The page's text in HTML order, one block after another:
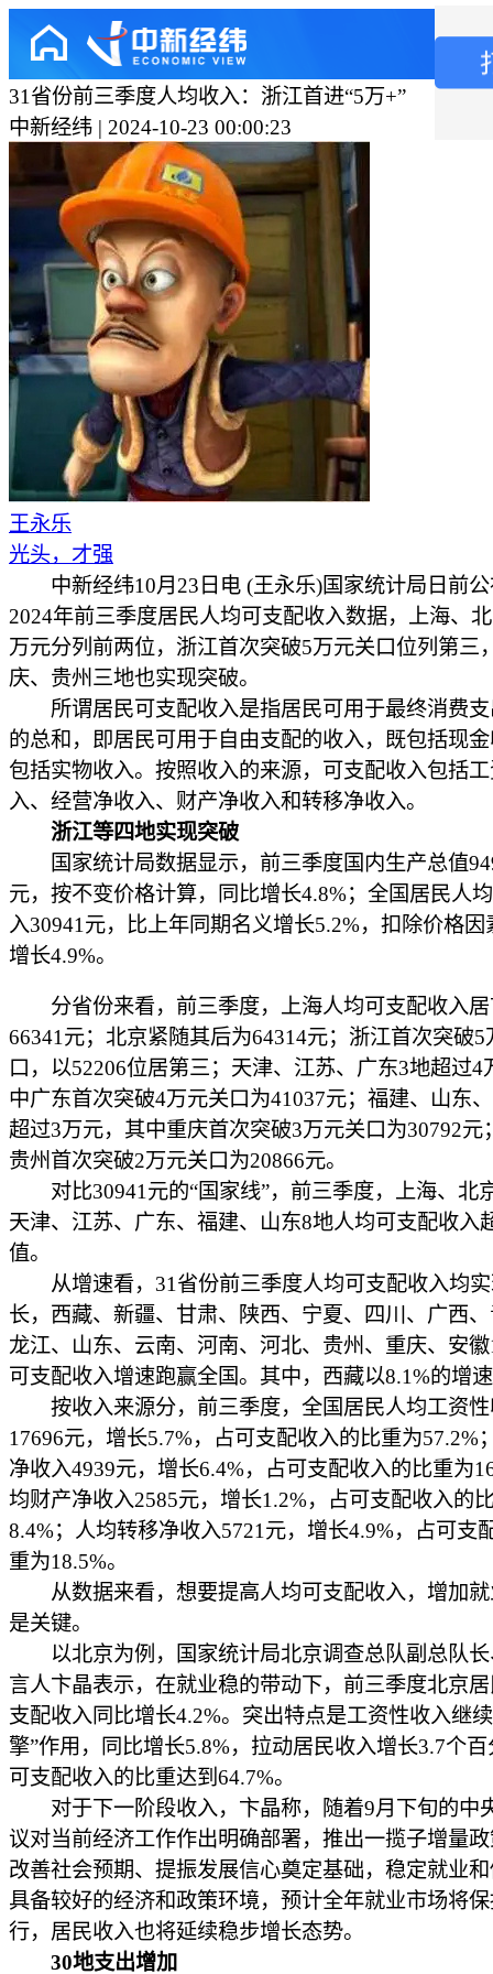
31省份前三季度人均收入：浙江首进“5万+”
中新经纬 | 2024-10-23 00:00:23
王永乐
光头，才强
中新经纬10月23日电 (王永乐)国家统计局日前公
2024年前三季度居民人均可支配收入数据，上海、
万元分列前两位，浙江首次突破5万元关口位列第三
庆、贵州三地也实现突破。
所谓居民可支配收入是指居民可用于最终消费支
的总和，即居民可用于自由支配的收入，既包括现
包括实物收入。按照收入的来源，可支配收入包括
入、经营净收入、财产净收入和转移净收入。
浙江等四地实现突破
国家统计局数据显示，前三季度国内生产总值
元，按不变价格计算，同比增长4.8%；全国居民人
入30941元，比上年同期名义增长5.2%，扣除价格因
增长4.9%。
分省份来看，前三季度，上海人均可支配收入居
66341元；北京紧随其后为64314元；浙江首次突破5
口，以52206位居第三；天津、江苏、广东3地超过4
中广东首次突破4万元关口为41037元；福建、山东
超过3万元，其中重庆首次突破3万元关口为30792元
贵州首次突破2万元关口为20866元。
对比30941元的“国家线”，前三季度，上海、北
天津、江苏、广东、福建、山东8地人均可支配收入
值。
从增速看，31省份前三季度人均可支配收入均实
长，西藏、新疆、甘肃、陕西、宁夏、四川、广西
龙江、山东、云南、河南、河北、贵州、重庆、安
可支配收入增速跑赢全国。其中，西藏以8.1%的增
按收入来源分，前三季度，全国居民人均工资性
17696元，增长5.7%，占可支配收入的比重为57.2%
净收入4939元，增长6.4%，占可支配收入的比重为
均财产净收入2585元，增长1.2%，占可支配收入的
8.4%；人均转移净收入5721元，增长4.9%，占可支
重为18.5%。
从数据来看，想要提高人均可支配收入，增加就
是关键。
以北京为例，国家统计局北京调查总队副总队长
言人卞晶表示，在就业稳的带动下，前三季度北京
支配收入同比增长4.2%。突出特点是工资性收入继
擎”作用，同比增长5.8%，拉动居民收入增长3.7个
可支配收入的比重达到64.7%。
对于下一阶段收入，卞晶称，随着9月下旬的中
议对当前经济工作作出明确部署，推出一揽子增量
改善社会预期、提振发展信心奠定基础，稳定就业
具备较好的经济和政策环境，预计全年就业市场将
行，居民收入也将延续稳步增长态势。
30地支出增加